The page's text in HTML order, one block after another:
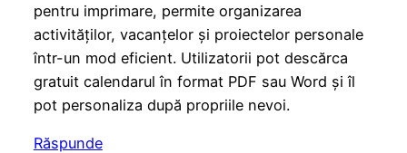
pentru imprimare, permite organizarea
activităților, vacanțelor și proiectelor personale
într-un mod eficient. Utilizatorii pot descărca
gratuit calendarul în format PDF sau Word și îl
pot personaliza după propriile nevoi.
Răspunde